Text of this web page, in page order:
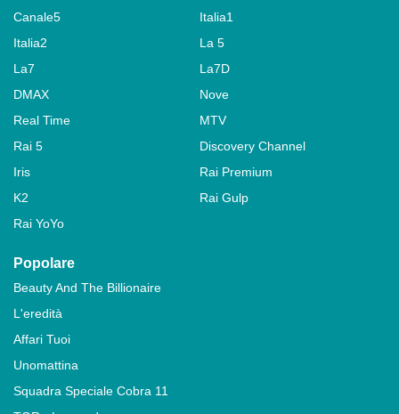
Canale5
Italia1
Italia2
La 5
La7
La7D
DMAX
Nove
Real Time
MTV
Rai 5
Discovery Channel
Iris
Rai Premium
K2
Rai Gulp
Rai YoYo
Popolare
Beauty And The Billionaire
L'eredità
Affari Tuoi
Unomattina
Squadra Speciale Cobra 11